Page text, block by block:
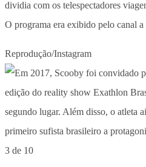
dividia com os telespectadores
O programa era exibido pelo canal
Reprodução/Instagram
3 de 10